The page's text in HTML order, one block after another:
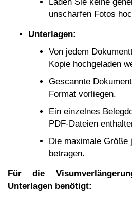
unscharfen Fotos
Unterlagen:
Von jedem
Kopie hochgeladen
Gescannte
Format vorliegen.
Ein einzelnes
PDF-Dateien
Die maximale Größe
betragen.
Für die
Unterlagen benötigt: